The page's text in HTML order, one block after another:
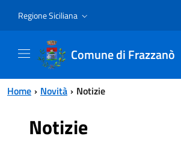
Regione Siciliana
Comune di Frazzanò
Home Novità Notizie
Notizie